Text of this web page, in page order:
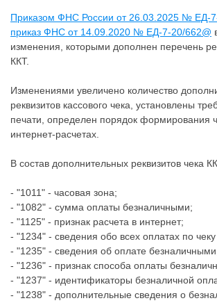
Приказом ФНС России от 26.03.2025 № ЕД-
приказ ФНС от 14.09.2020 № ЕД-7-20/662@
изменения, которыми дополнен перечень
ККТ.
Изменениями увеличено количество
реквизитов кассового чека, установлены
печати, определен порядок формирования
интернет-расчетах.
В состав дополнительных реквизитов чека
- "1011" - часовая зона;
- "1082" - сумма оплаты безналичными;
- "1125" - признак расчета в интернет;
- "1234" - сведения обо всех оплатах по
- "1235" - сведения об оплате
- "1236" - признак способа оплаты
- "1237" - идентификаторы безналичной
- "1238" - дополнительные сведения о